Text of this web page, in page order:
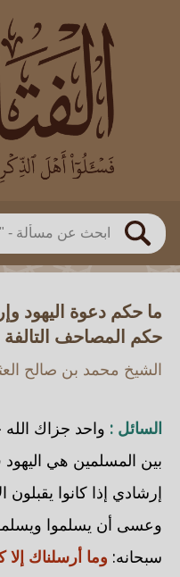
بحث
العالم
بن باز
بن
اللجنة الدائمة
ما حكم دعوة اليهود
حكم المصاحف
الشيخ محمد بن صالح
السائل : واحد جزاك
بين المسلمين هي اليهود
إرشادي إذا كانوا
وعسى أن يسلموا
سبحانه: وما أرسلناك إلا